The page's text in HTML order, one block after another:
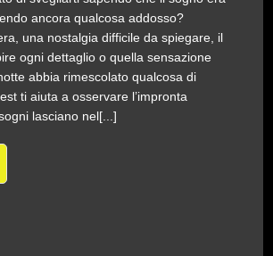
ancora qualcosa addosso?
una nostalgia difficile da spiegare, il
ogni dettaglio o quella sensazione
abbia rimescolato qualcosa di
ti aiuta a osservare l’impronta
lasciano nel[...]